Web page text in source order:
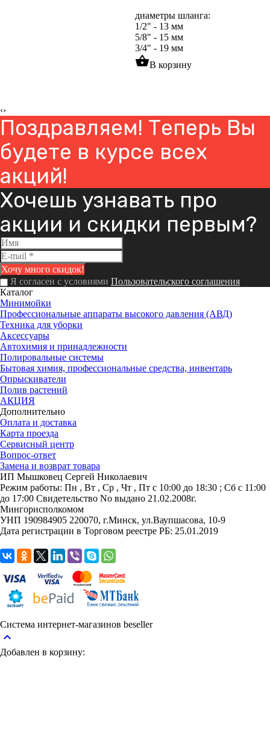
диаметры шланга:
1/2" - 13 мм
5/8" - 15 мм
3/4" - 19 мм
shopping_basketВ корзину
‹›
Поздравляем! Теперь Вы
будете в курсе всех
акций!
Хочешь узнавать про
акции и скидки первым?
Я согласен с условиями Пользовательского соглашения
Каталог
Минимойки
Профессиональные аппараты высокого давления (АВД)
Техника для уборки
Аксессуары
Автохимия и принадлежности
Полировальные системы
Бытовая химия, профессиональные средства, инвентарь
Опрыскиватели
Полив растений
АКЦИЯ
Дополнительно
Оплата и доставка
Карта проезда
Сервисный центр
Вопрос-ответ
Замена и возврат товара
ИП Мышковец Сергей Николаевич
Режим работы: Пн , Вт , Ср , Чт , Пт c 10:00 до 18:30 ; Сб c 11:00
до 17:00 Свидетельство No выдано 21.02.2008г.
Мингорисполкомом
УНП 190984905 220070, г.Минск, ул.Ваупшасова, 10-9
Дата регистрации в Торговом реестре РБ: 25.01.2019
Система интернет-магазинов beseller
keyboard_arrow_up
Добавлен в корзину: